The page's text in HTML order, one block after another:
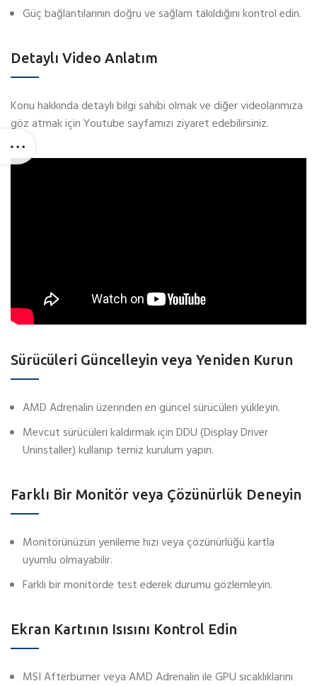
Güç bağlantılarının doğru ve sağlam takıldığını kontrol edin.
Detaylı Video Anlatım
Konu hakkında detaylı bilgi sahibi olmak ve diğer videolarımıza
göz atmak için Youtube sayfamızı ziyaret edebilirsiniz.
Sürücüleri Güncelleyin veya Yeniden Kurun
AMD Adrenalin üzerinden en güncel sürücüleri yükleyin.
Mevcut sürücüleri kaldırmak için DDU (Display Driver
Uninstaller) kullanıp temiz kurulum yapın.
Farklı Bir Monitör veya Çözünürlük Deneyin
Monitörünüzün yenileme hızı veya çözünürlüğü kartla
uyumlu olmayabilir.
Farklı bir monitörde test ederek durumu gözlemleyin.
Ekran Kartının Isısını Kontrol Edin
MSI Afterburner veya AMD Adrenalin ile GPU sıcaklıklarını